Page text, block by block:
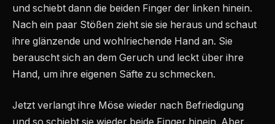
und schiebt dann die beiden Finger der linken hinein.
Nach ein paar Stößen zieht sie sie heraus und schaut
ihre glänzende und wohlriechende Hand an. Sie
berauscht sich an dem Geruch und leckt über ihre
Hand, um ihre eigenen Säfte zu schmecken.
Jetzt verlangt ihre Möse wieder nach Befriedigung